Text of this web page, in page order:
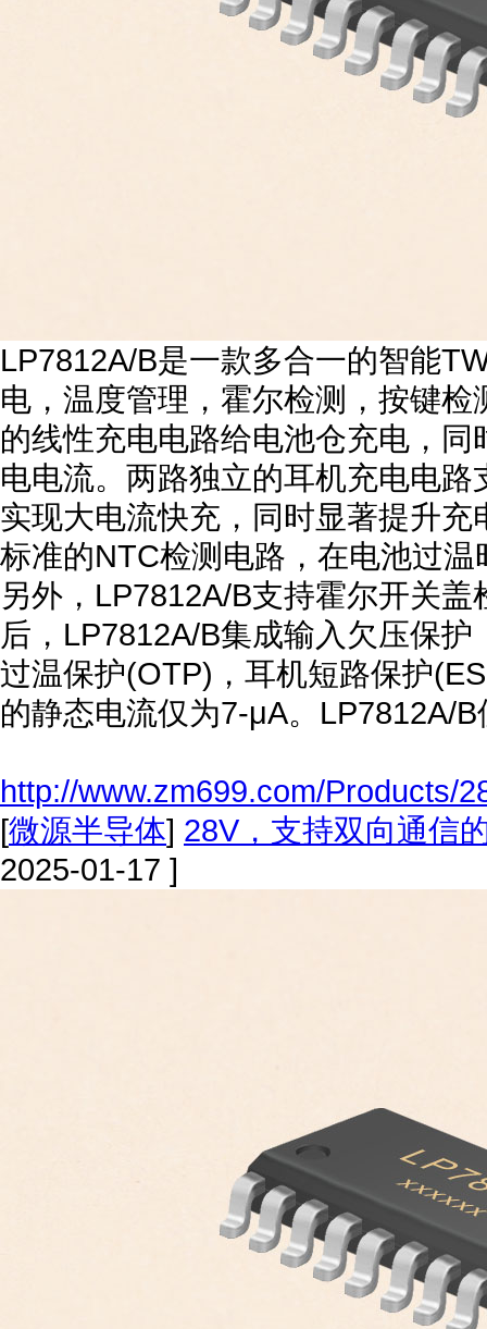
LP7812A/B是一款多合一的智能
电，温度管理，霍尔检测，按键
的线性充电电路给电池仓充电，
电电流。两路独立的耳机充电电
实现大电流快充，同时显著提升
标准的NTC检测电路，在电池过
另外，LP7812A/B支持霍尔开关
后，LP7812A/B集成输入欠压保
过温保护(OTP)，耳机短路保护
的静态电流仅为7-μA。LP7812A/
http://www.zm699.com/Products/
[微源半导体] 28V，支持双向通信
2025-01-17 ]